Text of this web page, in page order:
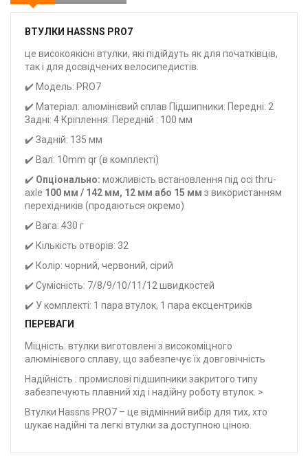
ВТУЛКИ HASSNS PRO7
це високоякісні втулки, які підійдуть як для початківців,
так і для досвідчених велосипедистів.
✔️ Модель: PRO7
✔️ Матеріал: алюмінієвий сплав Підшипники: Передні: 2
Задні: 4 Кріплення: Передній : 100 мм
✔️ Задній: 135 мм
✔️ Вал: 10mm qr (в комплекті)
✔️ Опціонально: можливість встановлення під осі thru-
axle 100 мм / 142 мм, 12 мм або 15 мм з використанням
перехідників (продаються окремо)
✔️ Вага: 430 г
✔️ Кількість отворів: 32
✔️ Колір: чорний, червоний, сірий
✔️ Сумісність: 7/8/9/10/11/12 швидкостей
✔️ У комплекті: 1 пара втулок, 1 пара ексцентриків
ПЕРЕВАГИ
Міцність: втулки виготовлені з високоміцного
алюмінієвого сплаву, що забезпечує їх довговічність
Надійність : промислові підшипники закритого типу
забезпечують плавний хід і надійну роботу втулок. >
Втулки Hassns PRO7 – це відмінний вибір для тих, хто
шукає надійні та легкі втулки за доступною ціною.